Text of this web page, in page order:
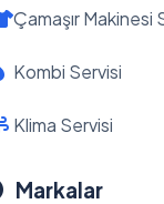
Çamaşır Makinesi
Kombi Servisi
Klima Servisi
Markalar